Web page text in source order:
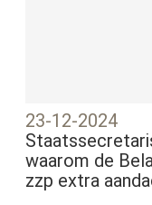
23-12-2024
waarom de
zzp extra